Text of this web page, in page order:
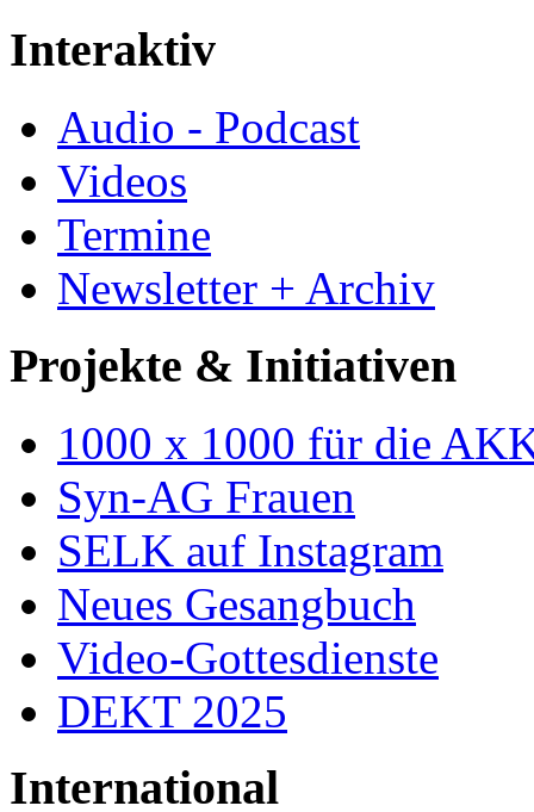
Interaktiv
Audio - Podcast
Videos
Termine
Newsletter + Archiv
Projekte & Initiativen
1000 x 1000 für die
Syn-AG Frauen
SELK auf Instagram
Neues Gesangbuch
Video-Gottesdienste
DEKT 2025
International